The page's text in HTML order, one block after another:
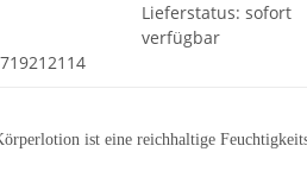
Lieferstatus: sofort
verfügbar
ist eine reichhaltige